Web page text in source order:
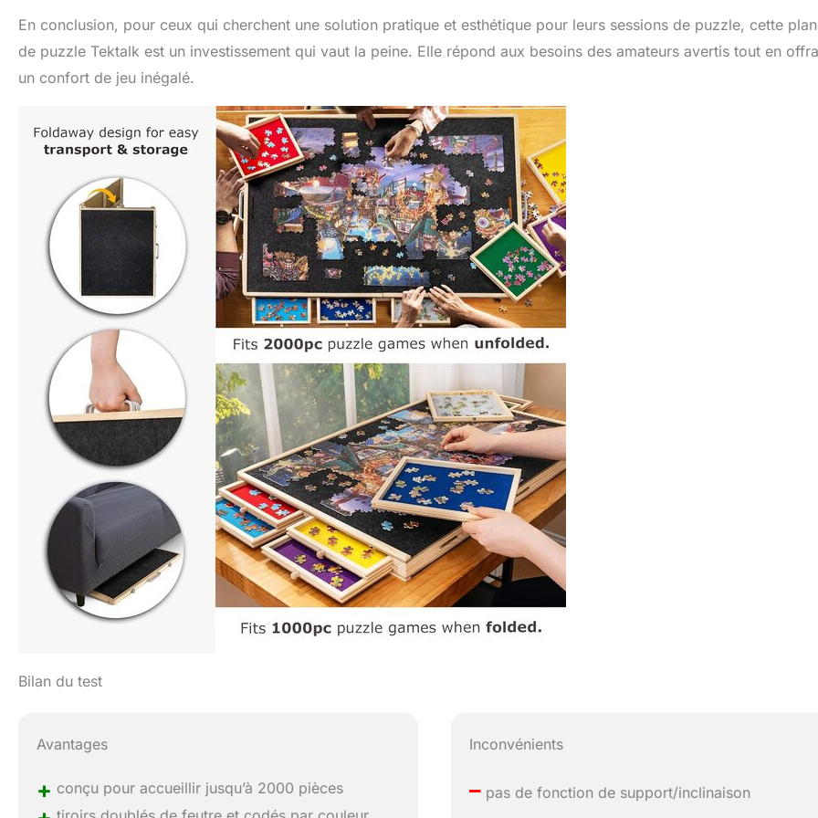
En conclusion, pour ceux qui cherchent une solution pratique et esthétique pour leurs sessions de puzzle, cette
de puzzle Tektalk est un investissement qui vaut la peine. Elle répond aux besoins des amateurs avertis tout en
un confort de jeu inégalé.
Bilan du test
Avantages
+ conçu pour accueillir jusqu’à 2000 pièces
Inconvénients
– pas de fonction de support/inclinaison